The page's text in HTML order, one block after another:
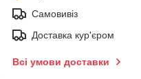
Самовивіз
Доставка кур'єром
Всі умови доставки